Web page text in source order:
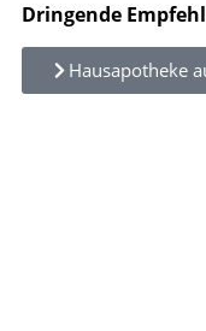
Dringende
Hausapotheke